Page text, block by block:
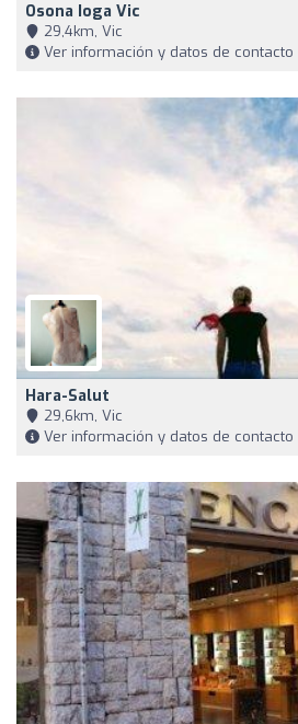
Osona Ioga Vic
29,4km, Vic
Ver información y datos de contacto
Hara-Salut
29,6km, Vic
Ver información y datos de contacto